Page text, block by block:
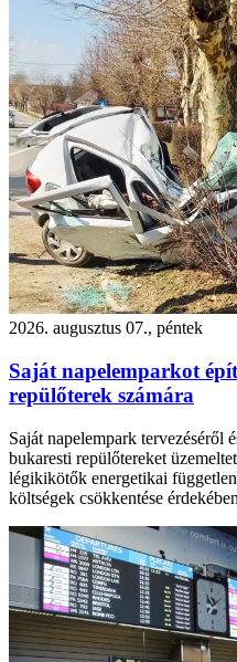
2026. augusztus 07., péntek
Saját napelemparkot
repülőterek számára
Saját napelempark tervezéséről
bukaresti repülőtereket
légikikötők energetikai
költségek csökkentése